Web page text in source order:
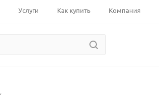
Услуги Как купить Компания